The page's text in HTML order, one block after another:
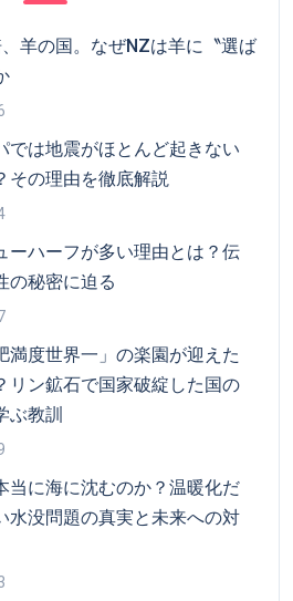
羊の国。なぜNZは羊に〝選ば
では地震がほとんど起きない
その理由を徹底解説
ーハーフが多い理由とは？伝
の秘密に迫る
満度世界一」の楽園が迎えた
リン鉱石で国家破綻した国の
ぶ教訓
当に海に沈むのか？温暖化だ
水没問題の真実と未来への対